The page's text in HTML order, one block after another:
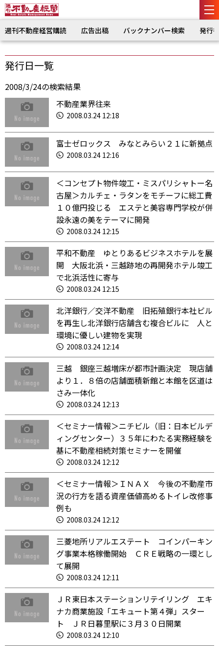
週刊不動産経営購読 広告出稿 バックナンバー検索 発行
発行日一覧
2008/3/24の検索結果
不動産業界往来
2008.03.24 12:18
富士ゼロックス みなとみらい２１に新拠点
2008.03.24 12:16
＜コンセプト物件竣工・ミスパリシャトー名
古屋＞カルチェ・ラタンをモチーフに総工費
１０億円投じる エステと美容専門学校が併
設永遠の美をテーマに開発
2008.03.24 12:15
平和不動産 ゆとりあるビジネスホテルを展
開 大阪北浜・三越跡地の再開発ホテル竣工
で北浜活性に寄与
2008.03.24 12:15
北洋銀行／交洋不動産 旧拓殖銀行本社ビル
を再生し北洋銀行店舗含む複合ビルに 人と
環境に優しい建物を実現
2008.03.24 12:14
三越 銀座三越増床が都市計画決定 現店舗
より１．８倍の店舗面積新館と本館を区道は
さみ一体化
2008.03.24 12:13
＜セミナー情報＞ニチビル（旧：日本ビルデ
ィングセンター）３５年にわたる実務経験を
基に不動産相続対策セミナーを開催
2008.03.24 12:12
＜セミナー情報＞ＩＮＡＸ 今後の不動産市
況の行方を語る資産価値高めるトイレ改修事
例も
2008.03.24 12:12
三菱地所リアルエステート コインパーキン
グ事業本格稼働開始 ＣＲＥ戦略の一環とし
て展開
2008.03.24 12:11
ＪＲ東日本ステーションリテイリング エキ
ナカ商業施設「エキュート第４弾」スター
ト ＪＲ日暮里駅に３月３０日開業
2008.03.24 12:10